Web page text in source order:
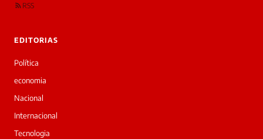
RSS
EDITORIAS
Política
economia
Nacional
Internacional
Tecnologia